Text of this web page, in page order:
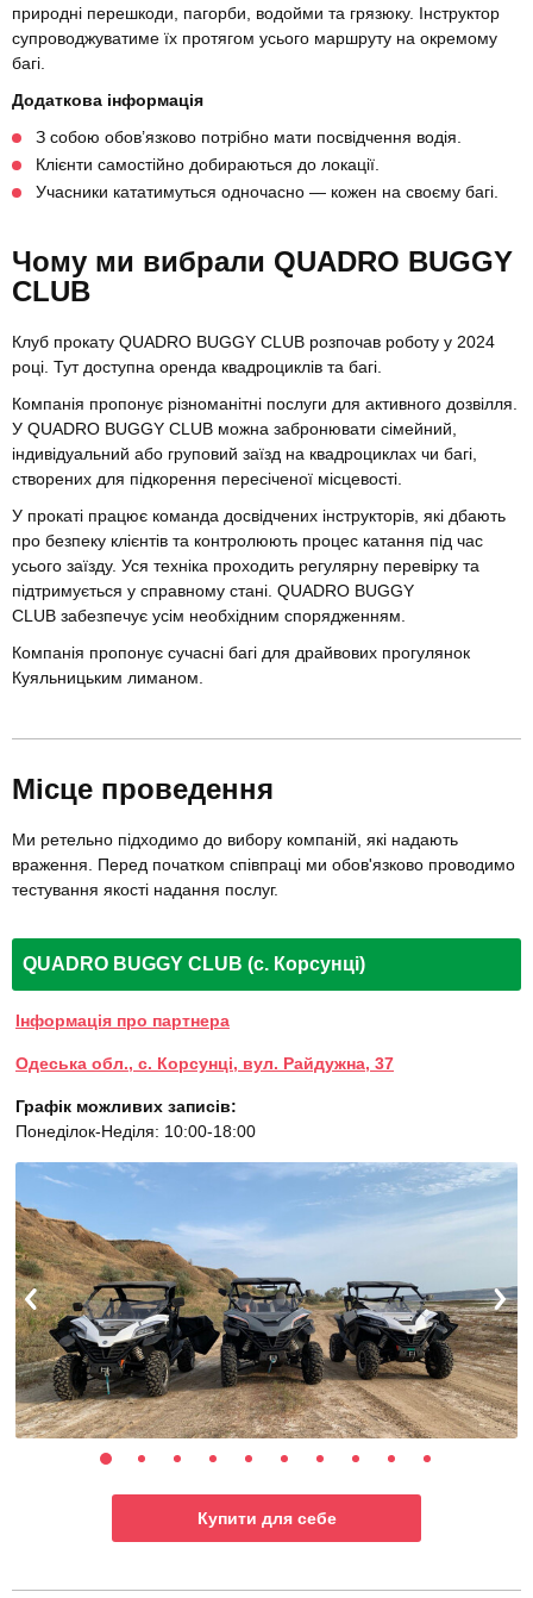
природні перешкоди, пагорби, водойми та грязюку. Інструктор
супроводжуватиме їх протягом усього маршруту на окремому
багі.
Додаткова інформація
З собою обов’язково потрібно мати посвідчення водія.
Клієнти самостійно добираються до локації.
Учасники кататимуться одночасно — кожен на своєму багі.
Чому ми вибрали QUADRO BUGGY
CLUB
Клуб прокату QUADRO BUGGY CLUB розпочав роботу у 2024
році. Тут доступна оренда квадроциклів та багі.
Компанія пропонує різноманітні послуги для активного дозвілля.
У QUADRO BUGGY CLUB можна забронювати сімейний,
індивідуальний або груповий заїзд на квадроциклах чи багі,
створених для підкорення пересіченої місцевості.
У прокаті працює команда досвідчених інструкторів, які дбають
про безпеку клієнтів та контролюють процес катання під час
усього заїзду. Уся техніка проходить регулярну перевірку та
підтримується у справному стані. QUADRO BUGGY
CLUB забезпечує усім необхідним спорядженням.
Компанія пропонує сучасні багі для драйвових прогулянок
Куяльницьким лиманом.
Місце проведення
Ми ретельно підходимо до вибору компаній, які надають
враження. Перед початком співпраці ми обов'язково проводимо
тестування якості надання послуг.
QUADRO BUGGY CLUB (с. Корсунці)
Інформація про партнера
Одеська обл., с. Корсунці, вул. Райдужна, 37
Графік можливих записів:
Понеділок-Неділя: 10:00-18:00
Купити для себе